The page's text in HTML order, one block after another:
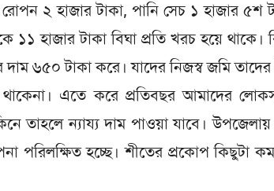
২ হাজার টাকা, পানি সেচ ১ হাজার ৫শ
১১ হাজার টাকা বিঘা প্রতি খরচ হয়ে থাকে।
৬৫০ টাকা করে। যাদের নিজস্ব জমি
থাকেনা। এতে করে প্রতিবছর আমাদের
তাহলে ন্যায্য দাম পাওয়া যাবে।
পরিলক্ষিত হচ্ছে। শীতের প্রকোপ কিছুটা